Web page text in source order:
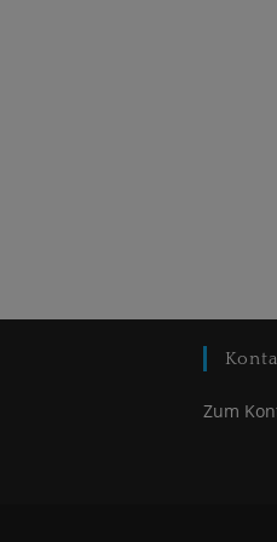
Zum